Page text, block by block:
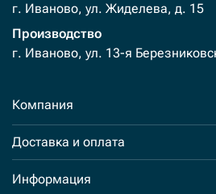
г. Иваново, ул. Жиделева, д. 15
Производство
г. Иваново, ул. 13-я
Компания
Доставка и оплата
Информация